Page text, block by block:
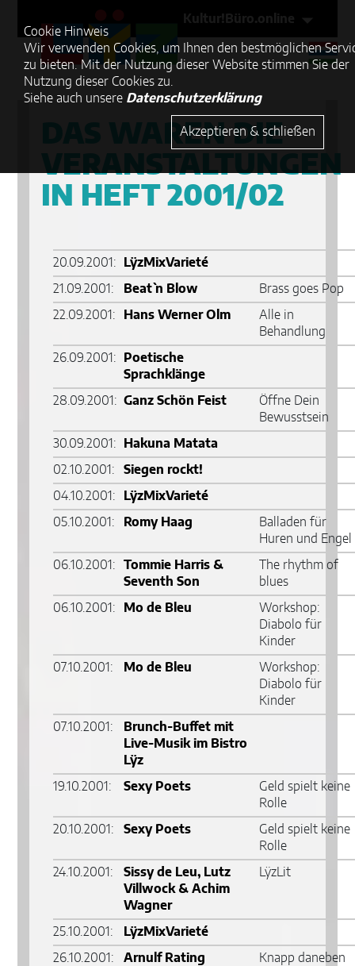
Cookie Hinweis
Wir verwenden Cookies, um Ihnen den bestmöglichen
zu bieten. Mit der Nutzung dieser Website stimmen Sie der
Nutzung dieser Cookies zu.
Siehe auch unsere Datenschutzerklärung
Akzeptieren & schließen
Kultur!Büro.online
DAS WAREN DIE
VERANSTALTUNGEN
IN HEFT 2001/02
20.09.2001: LÿzMixVarieté
21.09.2001: Beat` n Blow Brass goes Pop
22.09.2001: Hans Werner Olm
Alle in
Behandlung
26.09.2001:
Poetische
Sprachklänge
28.09.2001: Ganz Schön Feist
Öffne Dein
Bewusstsein
30.09.2001: Hakuna Matata
02.10.2001: Siegen rockt!
04.10.2001: LÿzMixVarieté
05.10.2001: Romy Haag
Balladen für
Huren und Engel
06.10.2001:
Tommie Harris &
Seventh Son
The rhythm of
blues
06.10.2001: Mo de Bleu
Workshop:
Diabolo für
Kinder
07.10.2001: Mo de Bleu
Workshop:
Diabolo für
Kinder
07.10.2001:
Brunch-Buffet mit
Live-Musik im Bistro
Lÿz
19.10.2001: Sexy Poets
Geld spielt keine
Rolle
20.10.2001: Sexy Poets
Geld spielt keine
Rolle
24.10.2001:
Sissy de Leu, Lutz
Villwock & Achim
Wagner
LÿzLit
25.10.2001: LÿzMixVarieté
26.10.2001: Arnulf Rating Knapp daneben